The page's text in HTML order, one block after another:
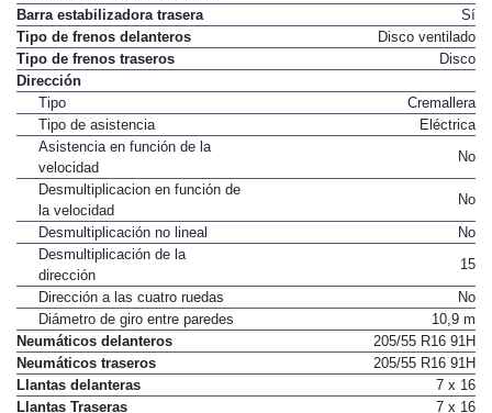
Barra estabilizadora delantera
Sí
Barra estabilizadora trasera
Sí
Tipo de frenos delanteros
Disco ventilado
Tipo de frenos traseros
Dirección
Tipo
Cremallera
Tipo de asistencia
Asistencia en función de la
velocidad
No
Desmultiplicacion en función de
la velocidad
No
Desmultiplicación no lineal
Desmultiplicación de la
dirección
15
Dirección a las cuatro ruedas
No
Diámetro de giro entre paredes
10,9 m
Neumáticos delanteros
205/55 R16 91H
Neumáticos traseros
205/55 R16 91H
Llantas delanteras
7 x 16